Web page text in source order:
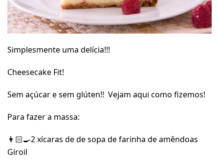
Simplesmente uma delícia!!!
Cheesecake Fit!
Sem açúcar e sem glúten!! Vejam aqui como fizemos!
Para fazer a massa:
👩🏻‍🍳2 xícaras de de sopa de farinha de amêndoas
Giroil